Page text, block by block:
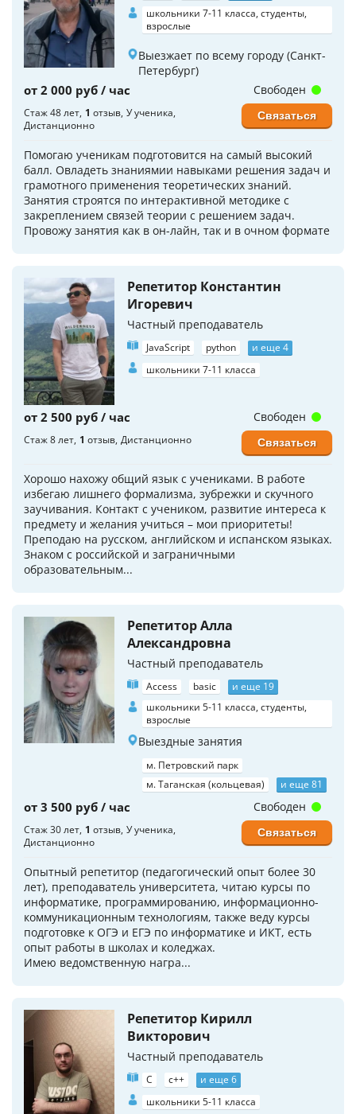
школьники 7-11 класса, студенты,
взрослые
Выезжает по всему городу (Санкт-
Петербург)
от 2 000 руб / час
Стаж 48 лет 1 отзыв У ученика
Дистанционно
Помогаю ученикам подготовится на самый высокий
балл. Овладеть знаниямии навыками решения задач и
грамотного применения теоретических знаний.
Занятия строятся по интерактивной методике с
закреплением связей теории с решением задач.
Провожу занятия как в он-лайн, так и в очном формате
Свободен
Связаться
Репетитор Константин
Игоревич
Частный преподаватель
JavaScript python
и еще 4
школьники 7-11 класса
от 2 500 руб / час
Стаж 8 лет 1 отзыв Дистанционно
Хорошо нахожу общий язык с учениками. В работе
избегаю лишнего формализма, зубрежки и скучного
заучивания. Контакт с учеником, развитие интереса к
предмету и желания учиться – мои приоритеты!
Преподаю на русском, английском и испанском языках.
Знаком с российской и заграничными
образовательным...
Свободен
Связаться
Репетитор Алла
Александровна
Частный преподаватель
Access basic
и еще 19
школьники 5-11 класса, студенты,
взрослые
Выездные занятия
м. Петровский парк
м. Таганская (кольцевая)
и еще 81
от 3 500 руб / час
Стаж 30 лет 1 отзыв У ученика
Дистанционно
Опытный репетитор (педагогический опыт более 30
лет), преподаватель университета, читаю курсы по
информатике, программированию, информационно-
коммуникационным технологиям, также веду курсы
подготовке к ОГЭ и ЕГЭ по информатике и ИКТ, есть
опыт работы в школах и коледжах.
Имею ведомственную награ...
Свободен
Связаться
Репетитор Кирилл
Викторович
Частный преподаватель
C c++
и еще 6
школьники 5-11 класса